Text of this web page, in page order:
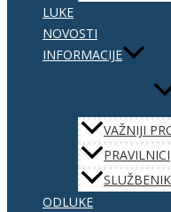
LUKE
NOVOSTI
INFORMACIJE
VAŽNIJI
PRAVILNICI
ODLUKE